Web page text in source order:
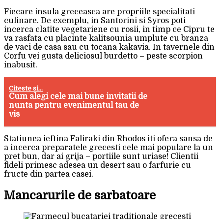
Fiecare insula greceasca are propriile specialitati
culinare. De exemplu, in Santorini si Syros poti
incerca clatite vegetariene cu rosii, in timp ce Cipru te
va rasfata cu placinte kalitsounia umplute cu branza
de vaci de casa sau cu tocana kakavia. In tavernele din
Corfu vei gusta deliciosul burdetto – peste scorpion
inabusit.
Citeste si...
Cum alegi cele mai bune invitatii de
nunta pentru evenimentul tau de
vis
Statiunea ieftina Faliraki din Rhodos iti ofera sansa de
a incerca preparatele grecesti cele mai populare la un
pret bun, dar ai grija – portiile sunt uriase! Clientii
fideli primesc adesea un desert sau o farfurie cu
fructe din partea casei.
Mancarurile de sarbatoare